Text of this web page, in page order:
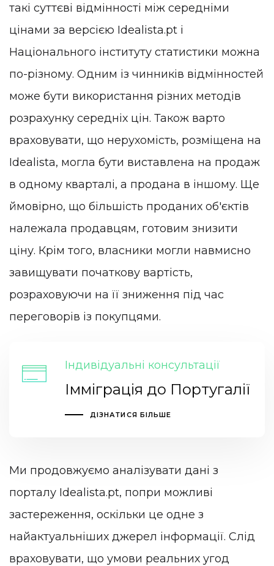
такі суттєві відмінності між середніми
цінами за версією Idealista.pt і
Національного інституту статистики можна
по-різному. Одним із чинників відмінностей
може бути використання різних методів
розрахунку середніх цін. Також варто
враховувати, що нерухомість, розміщена на
Idealista, могла бути виставлена на продаж
в одному кварталі, а продана в іншому. Ще
ймовірно, що більшість проданих об'єктів
належала продавцям, готовим знизити
ціну. Крім того, власники могли навмисно
завищувати початкову вартість,
розраховуючи на її зниження під час
переговорів із покупцями.
Індивідуальні консультації
Імміграція до Португалії
ДІЗНАТИСЯ БІЛЬШЕ
Ми продовжуємо аналізувати дані з
порталу Idealista.pt, попри можливі
застереження, оскільки це одне з
найактуальніших джерел інформації. Слід
враховувати, що умови реальних угод